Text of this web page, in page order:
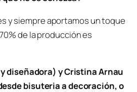
y siempre aportamos un toque
de la producción es
diseñadora) y Cristina Arnau
bisuteria a decoración, o